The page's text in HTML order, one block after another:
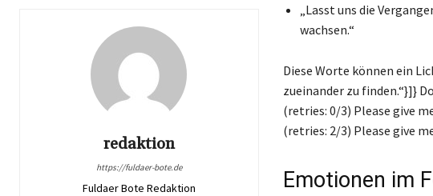
redaktion
https://fuldaer-bote.de
Fuldaer Bote Redaktion
„Lasst uns die
wachsen.“
Diese Worte können ein
zueinander zu finden.“}]}
(retries: 0/3) Please give
(retries: 2/3) Please give
Emotionen im